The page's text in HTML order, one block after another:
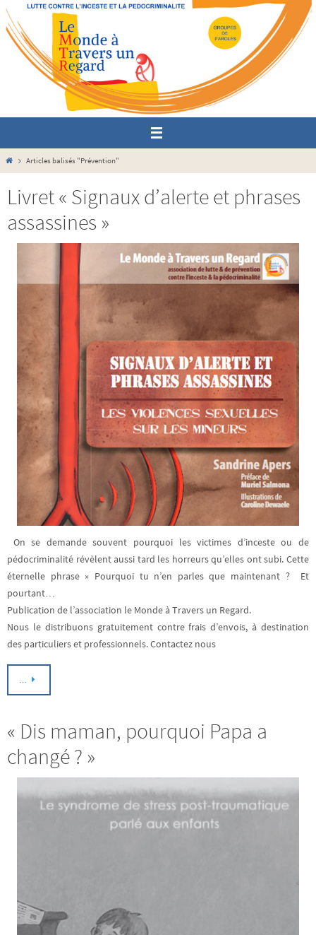
Passer
vers
contenu
HomeArticles balisés "Prévention"
Livret « Signaux d’alerte et phrases
assassines »
On se demande souvent pourquoi les victimes d’inceste ou de
pédocriminalité révèlent aussi tard les horreurs qu’elles ont subi. Cette
éternelle phrase » Pourquoi tu n’en parles que maintenant ? Et
pourtant…
Publication de l’association le Monde à Travers un Regard.
Nous le distribuons gratuitement contre frais d’envois, à destination
des particuliers et professionnels. Contactez nous
…
« Dis maman, pourquoi Papa a
changé ? »